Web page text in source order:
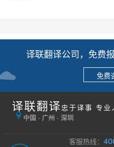
译联翻译公司，免费
免费
译联翻译 忠于译事 专业
中国 · 广州 · 深圳
客服热线：